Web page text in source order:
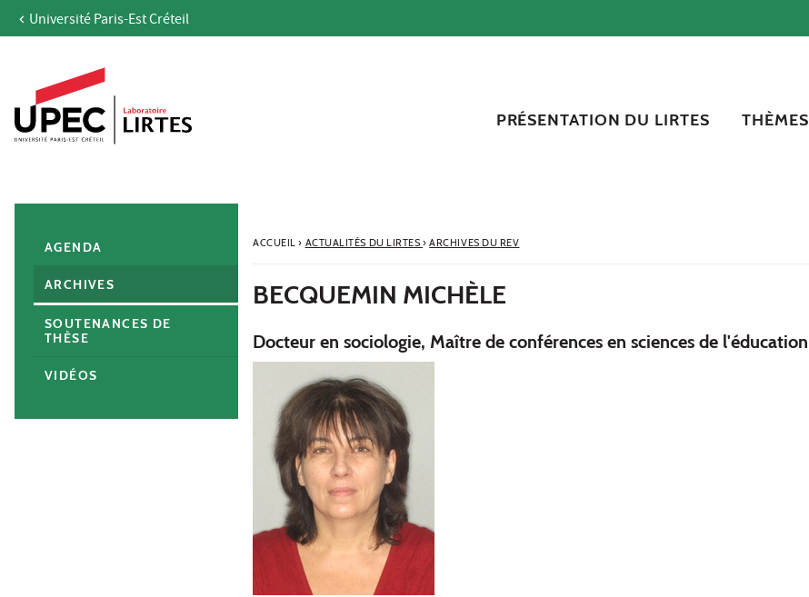
Aller au contenu
Accès directs
Recherche
Navigation secondaire
Université Paris-Est Créteil
PRÉSENTATION DU LIRTES THÈMES
ACCUEIL› ACTUALITÉS DU LIRTES› ARCHIVES DU REV
BECQUEMIN MICHÈLE
Docteur en sociologie, Maître de conférences en sciences de l'éducation
AGENDA
ARCHIVES
SOUTENANCES DE
THÈSE
VIDÉOS